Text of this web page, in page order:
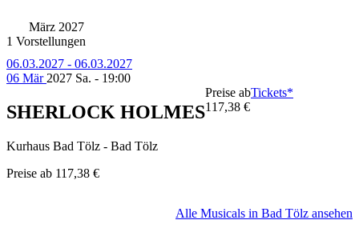
März 2027
1 Vorstellungen
06.03.2027 - 06.03.2027
06 Mär 2027 Sa. - 19:00
SHERLOCK HOLMES
Kurhaus Bad Tölz - Bad Tölz
Preise ab 117,38 €
Preise ab
117,38 €
Tickets*
Alle Musicals in Bad Tölz ansehen